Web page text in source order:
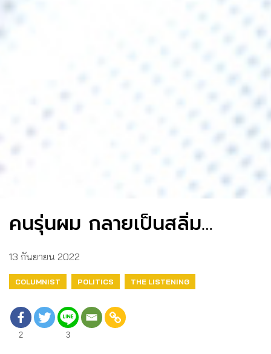
คนรุ่นผม กลายเป็นสลิ่ม…
13 กันยายน 2022
COLUMNIST POLITICS THE LISTENING
2 3